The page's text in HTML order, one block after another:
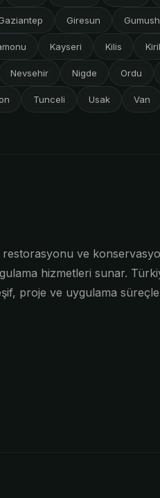
Giresun
Kayseri Kilis
Nevsehir Nigde Ordu
Tunceli Usak Van
restorasyonu ve
hizmetleri sunar.
proje ve uygulama